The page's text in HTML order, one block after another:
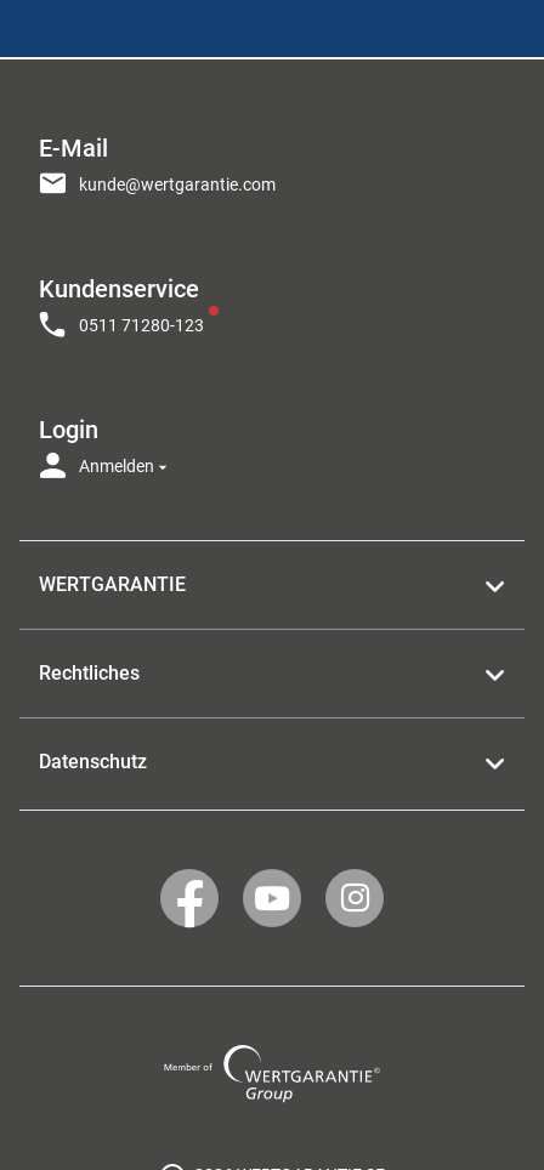
E-Mail
kunde@wertgarantie.com
Kundenservice
0511 71280-123
Login
Anmelden
WERTGARANTIE
Rechtliches
Datenschutz
WERTGARANTIE
auf
WERTGARANTIE
auf
WERTGARANTIE
auf
Group